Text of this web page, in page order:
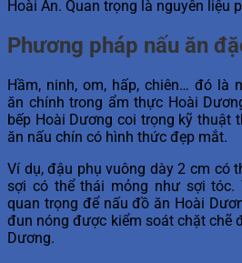
Hoài An. Quan trọng là nguyên liệu
Phương pháp nấu ăn
Hầm, ninh, om, hấp, chiên… đó là
ăn chính trong ẩm thực Hoài
bếp Hoài Dương coi trọng kỹ thuật
ăn nấu chín có hình thức đẹp mắt.
Ví dụ, đậu phụ vuông dày 2 cm có
sợi có thể thái mỏng như sợi tóc.
quan trọng để nấu đồ ăn Hoài
đun nóng được kiểm soát chặt chẽ
Dương.